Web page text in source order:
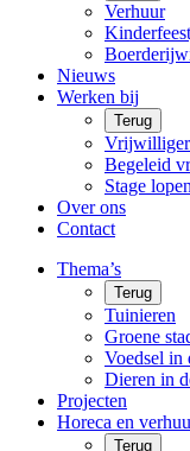
Verhuur
Nieuws
Werken bij
Terug
Begeleid
Stage lopen
Over ons
Contact
Thema’s
Terug
Tuinieren
Groene
Voedsel in
Dieren in
Projecten
Horeca en
Terug